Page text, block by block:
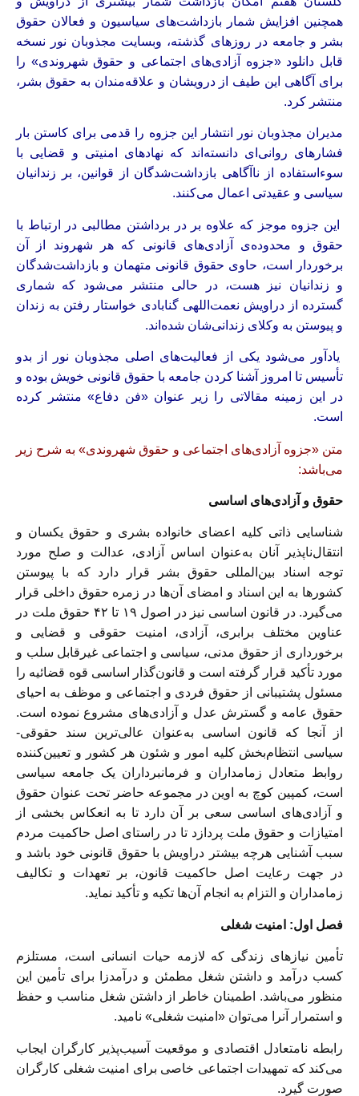
همچنین افزایش شمار بازداشت‌های سیاسیون و فعالان حقوق
بشر و جامعه در روزهای گذشته، وبسایت مجذوبان نور نسخه
قابل دانلود «جزوه آزادی‌های اجتماعی و حقوق شهروندی» را
برای آگاهی این طیف از درویشان و علاقه‌مندان به حقوق بشر،
منتشر کرد.
مدیران مجذوبان نور انتشار این جزوه را قدمی برای کاستن بار
فشارهای روانی‌ای دانسته‌اند که نهادهای امنیتی و قضایی با
سوءاستفاده از ناآگاهی بازداشت‌شدگان از قوانین، بر زندانیان
سیاسی و عقیدتی اعمال می‌کنند.
این جزوه موجز که علاوه بر در برداشتن مطالبی در ارتباط با
حقوق و محدوده‌ی آزادی‌های قانونی که هر شهروند از آن
برخوردار است، حاوی حقوق قانونی متهمان و بازداشت‌شدگان
و زندانیان نیز هست، در حالی منتشر می‌شود که شماری
گسترده از دراویش نعمت‌اللهی گنابادی خواستار رفتن به زندان
و پیوستن به وکلای زندانی‌شان شده‌اند.
یادآور می‌شود یکی از فعالیت‌های اصلی مجذوبان نور از بدو
تأسیس تا امروز آشنا کردن جامعه با حقوق قانونی خویش بوده و
در این زمینه مقالاتی را زیر عنوان «فن دفاع» منتشر کرده
است.
متن «جزوه آزادی‌های اجتماعی و حقوق شهروندی» به شرح زیر
می‌باشد:
حقوق و آزادی‌های اساسی
شناسایی ذاتی کلیه اعضای خانواده بشری و حقوق یکسان و
انتقال‌ناپذیر آنان به‌عنوان اساس آزادی، عدالت و صلح مورد
توجه اسناد بین‌المللی حقوق بشر قرار دارد که با پیوستن
کشورها به این اسناد و امضای آن‌ها در زمره حقوق داخلی قرار
می‌گیرد. در قانون اساسی نیز در اصول ۱۹ تا ۴۲ حقوق ملت در
عناوین مختلف برابری، آزادی، امنیت حقوقی و قضایی و
برخورداری از حقوق مدنی، سیاسی و اجتماعی غیرقابل سلب و
مورد تأکید قرار گرفته است و قانون‌گذار اساسی قوه قضائیه را
مسئول پشتیبانی از حقوق فردی و اجتماعی و موظف به احیای
حقوق عامه و گسترش عدل و آزادی‌های مشروع نموده است.
از آنجا که قانون اساسی به‌عنوان عالی‌ترین سند حقوقی-
سیاسی انتظام‌بخش کلیه امور و شئون هر کشور و تعیین‌کننده
روابط متعادل زمامداران و فرمانبرداران یک جامعه سیاسی
است، کمپین کوچ به اوین در مجموعه حاضر تحت عنوان حقوق
و آزادی‌های اساسی سعی بر آن دارد تا به انعکاس بخشی از
امتیازات و حقوق ملت ‌پردازد تا در راستای اصل حاکمیت مردم
سبب آشنایی هرچه بیشتر دراویش با حقوق قانونی خود باشد و
در جهت رعایت اصل حاکمیت قانون، بر تعهدات و تکالیف
زمامداران و التزام به انجام آن‌ها تکیه و تأکید نماید.
فصل اول: امنیت شغلی
تأمین نیازهای زندگی که لازمه حیات انسانی است، مستلزم
کسب درآمد و داشتن شغل مطمئن و درآمدزا برای تأمین این
منظور می‌باشد. اطمینان خاطر از داشتن شغل مناسب و حفظ
و استمرار آنرا می‌توان «امنیت شغلی» نامید.
رابطه نامتعادل اقتصادی و موقعیت آسیب‌پذیر کارگران ایجاب
می‌کند که تمهیدات اجتماعی خاصی برای امنیت شغلی کارگران
صورت گیرد.